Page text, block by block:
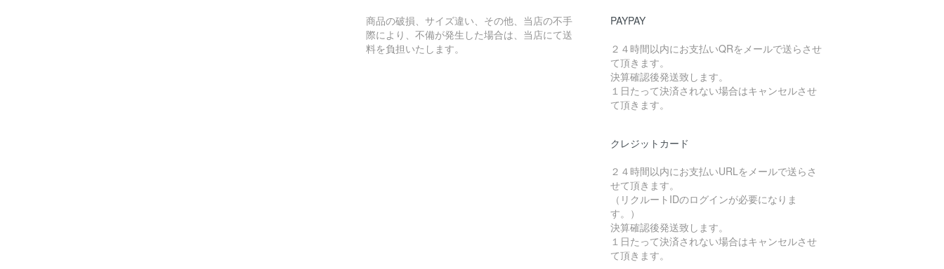
商品の破損、サイズ違い、その他、当店の不手
際により、不備が発生した場合は、当店にて送
料を負担いたします。
PAYPAY
２４時間以内にお支払いQRをメールで送らさせ
て頂きます。
決算確認後発送致します。
１日たって決済されない場合はキャンセルさせ
て頂きます。
クレジットカード
２４時間以内にお支払いURLをメールで送らさ
せて頂きます。
（リクルートIDのログインが必要になりま
す。）
決算確認後発送致します。
１日たって決済されない場合はキャンセルさせ
て頂きます。